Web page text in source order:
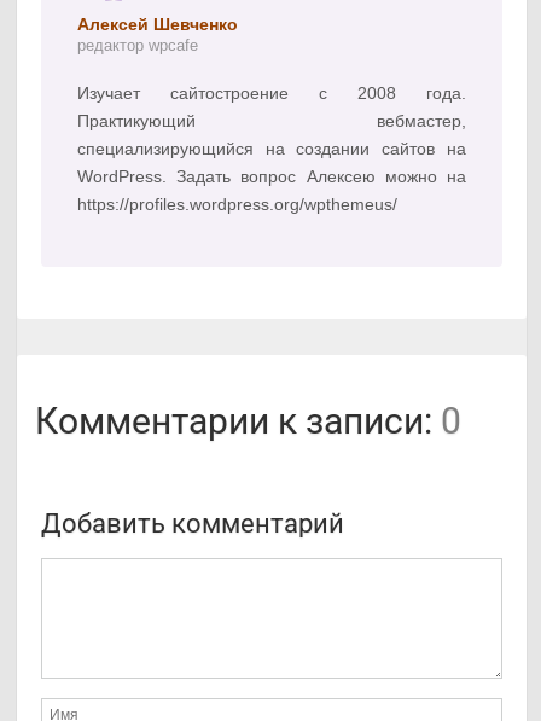
Алексей Шевченко
редактор wpcafe
Изучает сайтостроение с 2008 года.
Практикующий вебмастер,
специализирующийся на создании сайтов на
WordPress. Задать вопрос Алексею можно на
https://profiles.wordpress.org/wpthemeus/
Комментарии к записи: 0
Добавить комментарий